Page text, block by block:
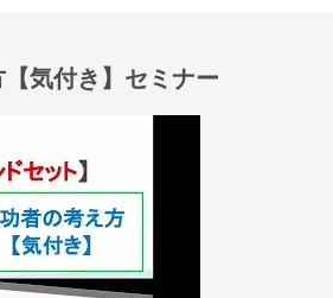
気付き】セミナー